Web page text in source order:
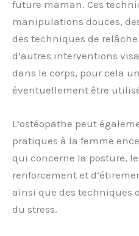
future maman. Ces
manipulations douces,
des techniques de
d’autres interventions
dans le corps, pour cela
éventuellement être
L’ostéopathe peut
pratiques à la femme
qui concerne la posture,
renforcement et
ainsi que des techniques
du stress.